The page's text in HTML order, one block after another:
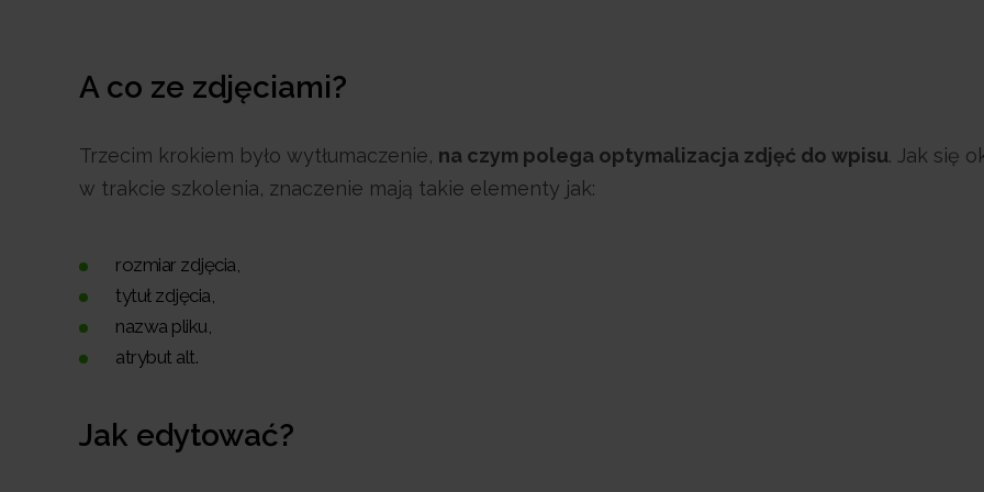
A co ze zdjęciami?
Trzecim krokiem było wytłumaczenie, na czym polega optymalizacja zdjęć do wpisu. Jak się
w trakcie szkolenia, znaczenie mają takie elementy jak:
rozmiar zdjęcia,
tytuł zdjęcia,
nazwa pliku,
atrybut alt.
Jak edytować?